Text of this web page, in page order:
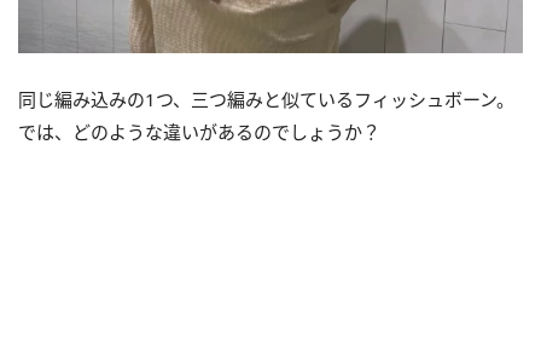
同じ編み込みの1つ、三つ編みと似ているフィッシュボーン。
では、どのような違いがあるのでしょうか？